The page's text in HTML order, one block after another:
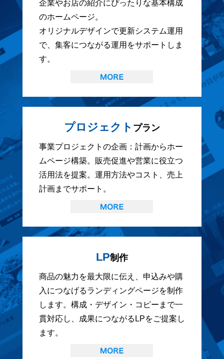
企業やお店の紹介にぴったりな基本構成
のホームページ。
オリジナルデザインで更新システム運用
で、集客につながる運用をサポートしま
す。
プロジェクト プラン
事業プロジェクトの企画：計画からホー
ムページ構築。販売促進や営業に役立つ
活用法を提案。運用方法やコスト、売上
計画までサポート。
LP制作
商品の魅力を最大限に伝え、申込みや購
入につなげるランディングページを制作
します。構成・デザイン・コピーまで一
貫対応し、成果につながるLPをご提案し
ます。